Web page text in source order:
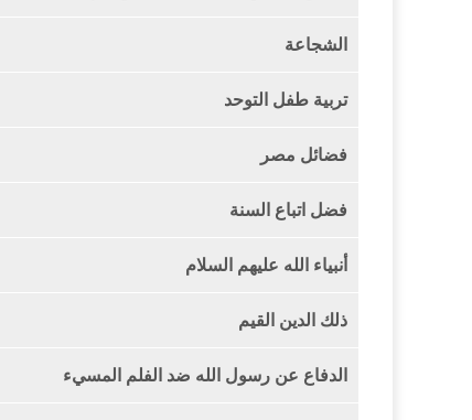
الشجاعة
تربية طفل التوحد
فضائل مصر
فضل اتباع السنة
أنبياء الله عليهم السلام
ذلك الدين القيم
الدفاع عن رسول الله ضد الفلم المسيء